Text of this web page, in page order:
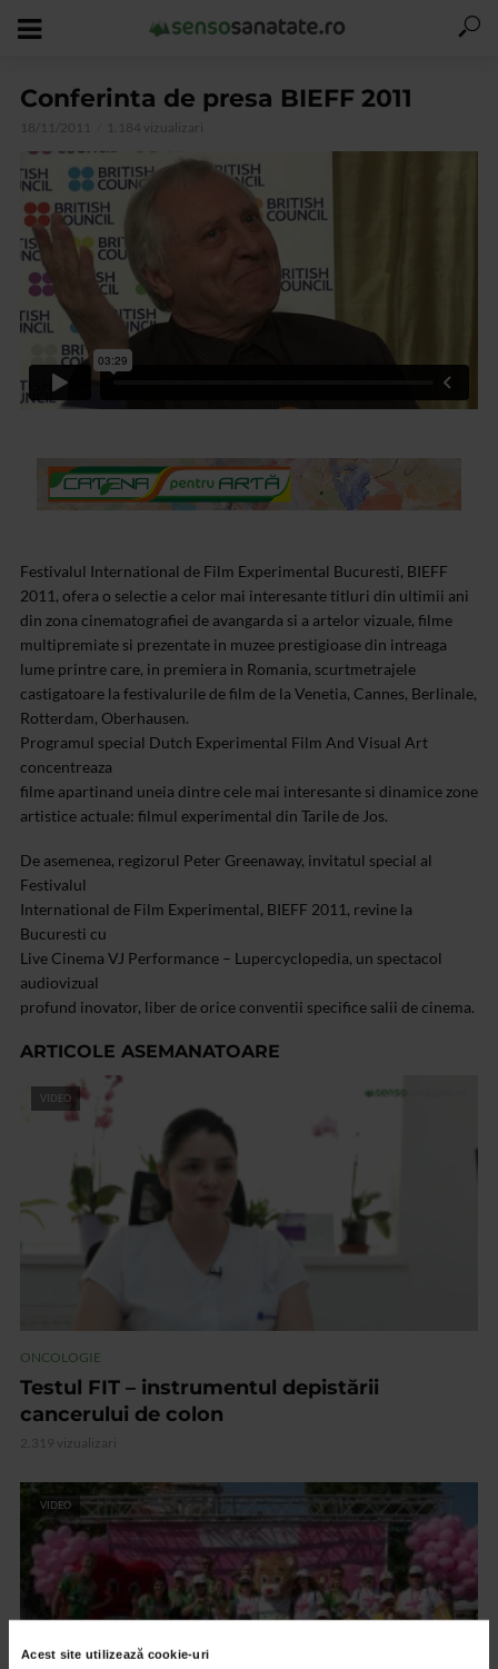
Acest site utilizează cookie-uri
Conferinta de presa BIEFF 2011
18/11/2011 1.184 vizualizari
Festivalul International de Film Experimental Bucuresti, BIEFF
2011, ofera o selectie a celor mai interesante titluri din ultimii ani
din zona cinematografiei de avangarda si a artelor vizuale, filme
multipremiate si prezentate in muzee prestigioase din intreaga
lume printre care, in premiera in Romania, scurtmetrajele
castigatoare la festivalurile de film de la Venetia, Cannes, Berlinale,
Rotterdam, Oberhausen.
Programul special Dutch Experimental Film And Visual Art
concentreaza
filme apartinand uneia dintre cele mai interesante si dinamice zone
artistice actuale: filmul experimental din Tarile de Jos.
De asemenea, regizorul Peter Greenaway, invitatul special al
Festivalul
International de Film Experimental, BIEFF 2011, revine la
Bucuresti cu
Live Cinema VJ Performance – Lupercyclopedia, un spectacol
audiovizual
profund inovator, liber de orice conventii specifice salii de cinema.
ARTICOLE ASEMANATOARE
VIDEO
ONCOLOGIE
Testul FIT – instrumentul depistării
cancerului de colon
2.319 vizualizari
VIDEO